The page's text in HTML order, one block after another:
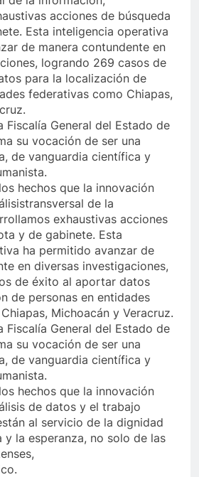
acciones de búsqueda
Esta inteligencia operativa
de manera contundente en
logrando 269 casos de
para la localización de
federativas como Chiapas,
Fiscalía General del Estado de
su vocación de ser una
de vanguardia científica y
hechos que la innovación
de la
exhaustivas acciones
y de gabinete. Esta
ha permitido avanzar de
en diversas investigaciones,
de éxito al aportar datos
de personas en entidades
Michoacán y Veracruz.
Fiscalía General del Estado de
su vocación de ser una
de vanguardia científica y
hechos que la innovación
de datos y el trabajo
al servicio de la dignidad
y la esperanza, no solo de las